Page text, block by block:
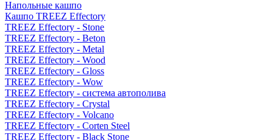
Напольные кашпо
Кашпо TREEZ Effectory
TREEZ Effectory - Stone
TREEZ Effectory - Beton
TREEZ Effectory - Metal
TREEZ Effectory - Wood
TREEZ Effectory - Gloss
TREEZ Effectory - Wow
TREEZ Effectory - система автополива
TREEZ Effectory - Crystal
TREEZ Effectory - Volcano
TREEZ Effectory - Corten Steel
TREEZ Effectory - Black Stone